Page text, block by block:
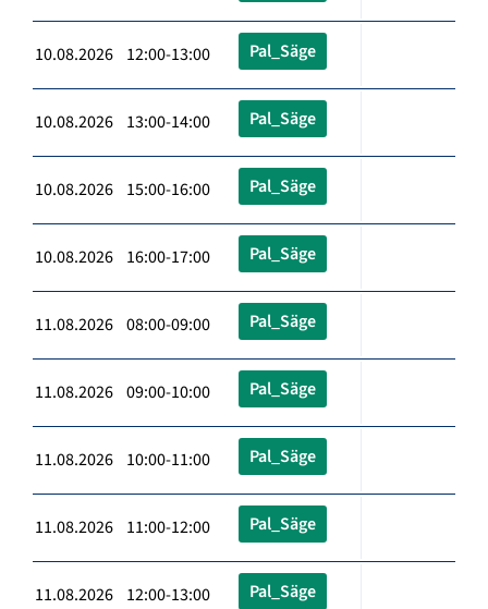
10.08.2026 12:00-13:00 Pal_Säge
10.08.2026 13:00-14:00 Pal_Säge
10.08.2026 15:00-16:00 Pal_Säge
10.08.2026 16:00-17:00 Pal_Säge
11.08.2026 08:00-09:00 Pal_Säge
11.08.2026 09:00-10:00 Pal_Säge
11.08.2026 10:00-11:00 Pal_Säge
11.08.2026 11:00-12:00 Pal_Säge
11.08.2026 12:00-13:00 Pal_Säge